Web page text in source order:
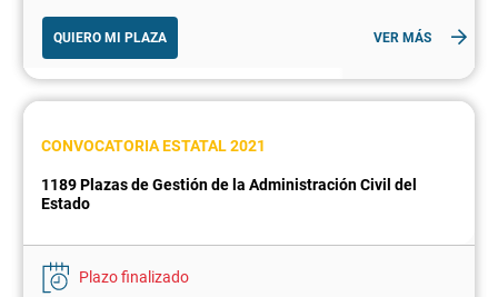
QUIERO MI PLAZA VER MÁS
CONVOCATORIA ESTATAL 2021
1189 Plazas de Gestión de la Administración Civil del
Estado
Plazo finalizado